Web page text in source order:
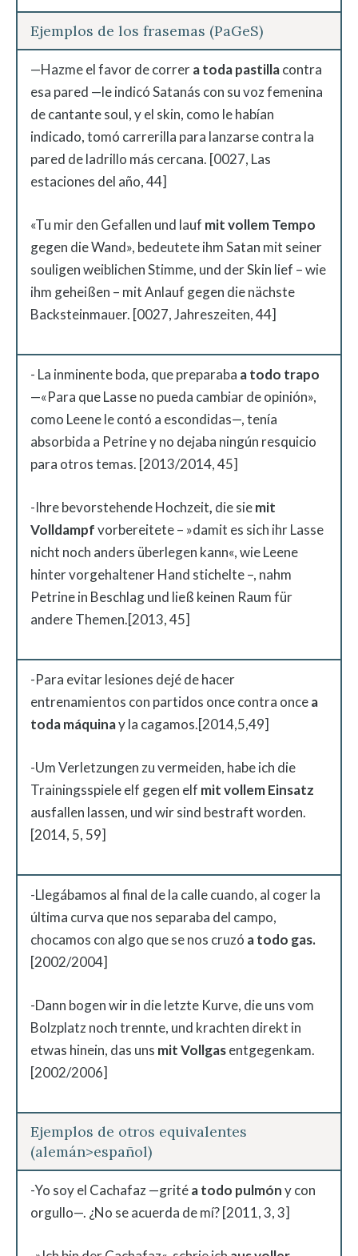
Ejemplos de los frasemas (PaGeS)
—Hazme el favor de correra toda pastillacontra
esa pared —le indicó Satanás con su voz femenina
de cantante soul, y el skin, como le habían
indicado, tomó carrerilla para lanzarse contra la
pared de ladrillo más cercana. [0027, Las
estaciones del año, 44]
«Tu mir den Gefallen und lauf mitvollemTempo
gegen die Wand», bedeutete ihm Satan mit seiner
souligen weiblichen Stimme, und der Skin lief – wie
ihm geheißen – mit Anlauf gegen die nächste
Backsteinmauer. [0027, Jahreszeiten, 44]
- La inminente boda, que preparaba a todo trapo
—«Para que Lasse no pueda cambiar de opinión»,
como Leene le contó a escondidas—, tenía
absorbida a Petrine y no dejaba ningún resquicio
para otros temas. [2013/2014, 45]
-Ihre bevorstehende Hochzeit, die siemit
Volldampfvorbereitete – »damit es sich ihr Lasse
nicht noch anders überlegen kann«, wie Leene
hinter vorgehaltener Hand stichelte –, nahm
Petrine in Beschlag und ließ keinen Raum für
andere Themen.[2013, 45]
-Para evitar lesiones dejé de hacer
entrenamientos con partidos once contra oncea
toda máquinay la cagamos.[2014,5,49]
-Um Verletzungen zu vermeiden, habe ich die
Trainingsspiele elf gegen elf mit vollem Einsatz
ausfallen lassen, und wir sind bestraft worden.
[2014, 5, 59]
-Llegábamos al final de la calle cuando, al coger la
última curva que nos separaba del campo,
chocamos con algo que se nos cruzó a todo gas.
[2002/2004]
-Dann bogen wir in die letzte Kurve, die uns vom
Bolzplatz noch trennte, und krachten direkt in
etwas hinein, das uns mit Vollgasentgegenkam.
[2002/2006]
Ejemplos de otros equivalentes
(alemán>español)
-Yo soy el Cachafaz —gritéa todo pulmóny con
orgullo—. ¿No se acuerda de mí? [2011, 3, 3]